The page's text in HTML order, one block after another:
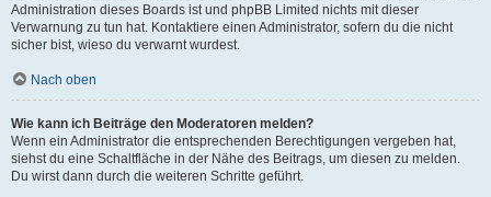
Administration dieses Boards ist und phpBB Limited nichts mit dieser
Verwarnung zu tun hat. Kontaktiere einen Administrator, sofern du die nicht
sicher bist, wieso du verwarnt wurdest.
Nach oben
Wie kann ich Beiträge den Moderatoren melden?
Wenn ein Administrator die entsprechenden Berechtigungen vergeben hat,
siehst du eine Schaltfläche in der Nähe des Beitrags, um diesen zu melden.
Du wirst dann durch die weiteren Schritte geführt.